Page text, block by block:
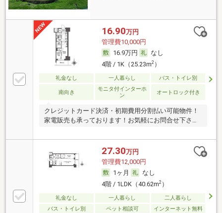
16.90万円
管理費10,000円
16.9万円
なし
4階 / 1K（25.23m2）
礼金なし 一人暮らし バス・トイレ別
南向き
モニタ付インターホ
ン
オートロック付き
クレジットカード決済・初期費用分割払い可能物件！
家電販売も承っております！お気軽にお問合せ下さ
27.30万円
管理費12,000円
1ヶ月
なし
4階 / 1LDK（40.62m2）
礼金なし 一人暮らし
二人暮らし
バス・トイレ別
ペット相談可 インターネット無料